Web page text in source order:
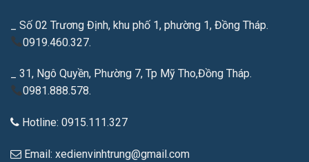
_ Số 02 Trương Định, khu phố 1, phường 1, Đồng Tháp.
0919.460.327.
_ 31, Ngô Quyền, Phường 7, Tp Mỹ Tho,Đồng Tháp.
0981.888.578.
Hotline: 0915.111.327
Email: xedienvinhtrung@gmail.com